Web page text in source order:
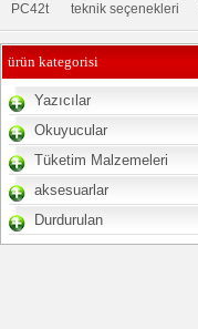
PC42t teknik seçenekleri
ürün kategorisi
Yazıcılar
Okuyucular
Tüketim Malzemeleri
aksesuarlar
Durdurulan